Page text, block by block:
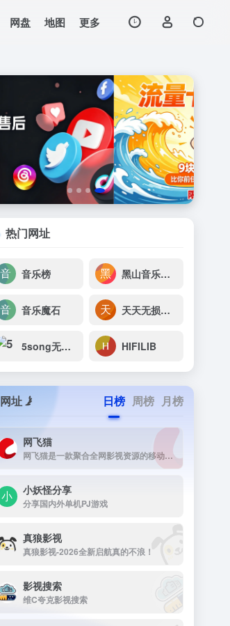
网盘 地图 更多
热门网址
音乐榜 黑山音乐免费无损音乐下载
音乐魔石 天天无损音乐
5song无损音乐网 HIFILIB
网址 日榜 周榜 月榜
网飞猫
网飞猫是一款聚合全网影视资源的移动端播放应用，主打免费、高画...
小妖怪分享
分享国内外单机PJ游戏
真狼影视
真狼影视-2026全新启航真的不浪！
影视搜索
维C夸克影视搜索